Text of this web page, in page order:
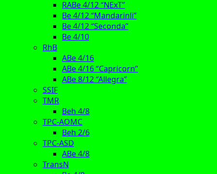
RABe 4/12 “NExT”
Be 4/12 “Mandarinli”
Be 4/12 “Seconda”
Be 4/10
RhB
ABe 4/16
ABe 4/16 “Capricorn”
ABe 8/12 “Allegra”
SSIF
TMR
Beh 4/8
TPC-AOMC
Beh 2/6
TPC-ASD
ABe 4/8
TransN